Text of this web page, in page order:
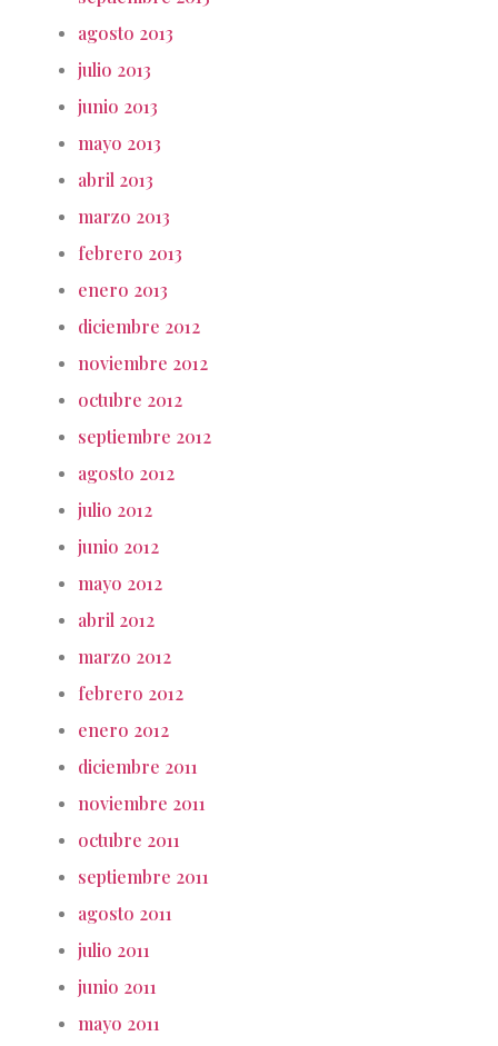
agosto 2013
julio 2013
junio 2013
mayo 2013
abril 2013
marzo 2013
febrero 2013
enero 2013
diciembre 2012
noviembre 2012
octubre 2012
septiembre 2012
agosto 2012
julio 2012
junio 2012
mayo 2012
abril 2012
marzo 2012
febrero 2012
enero 2012
diciembre 2011
noviembre 2011
octubre 2011
septiembre 2011
agosto 2011
julio 2011
junio 2011
mayo 2011